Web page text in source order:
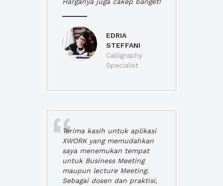
EDRIA
STEFFANI
Calligraphy
Specialist
Terima kasih untuk aplikasi
XWORK yang memudahkan
saya menemukan tempat
untuk Business Meeting
maupun lecture Meeting.
Sebagai dosen dan praktisi,